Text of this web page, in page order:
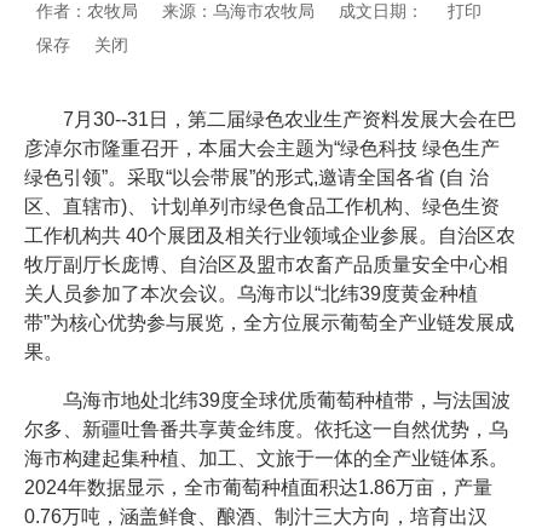
作者：农牧局 来源：乌海市农牧局 成文日期：
打印
保存
关闭
7月30--31日，第二届绿色农业生产资料发展大会在巴
彦淖尔市隆重召开，本届大会主题为“绿色科技 绿色生产
绿色引领”。采取“以会带展”的形式,邀请全国各省 (自 治
区、直辖市)、 计划单列市绿色食品工作机构、绿色生资
工作机构共 40个展团及相关行业领域企业参展。自治区农
牧厅副厅长庞博、自治区及盟市农畜产品质量安全中心相
关人员参加了本次会议。乌海市以“北纬39度黄金种植
带”为核心优势参与展览，全方位展示葡萄全产业链发展成
果。
乌海市地处北纬39度全球优质葡萄种植带，与法国波
尔多、新疆吐鲁番共享黄金纬度。依托这一自然优势，乌
海市构建起集种植、加工、文旅于一体的全产业链体系。
2024年数据显示，全市葡萄种植面积达1.86万亩，产量
0.76万吨，涵盖鲜食、酿酒、制汁三大方向，培育出汉